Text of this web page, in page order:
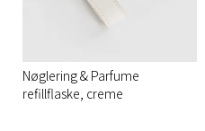
Nøglering & Parfume
refillflaske, creme